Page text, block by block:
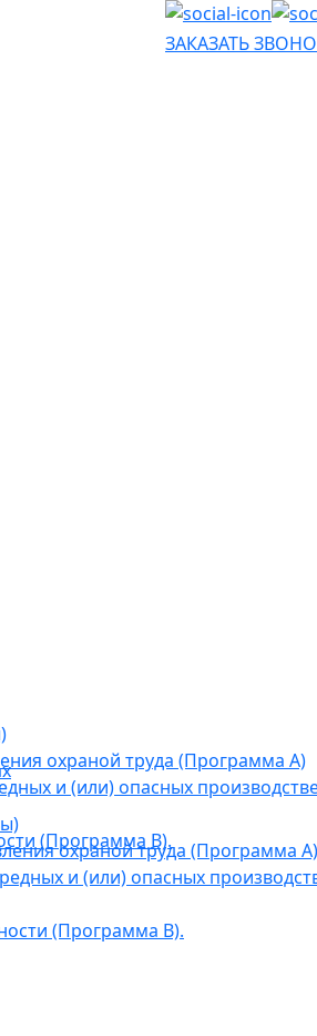
охраной труда (Программа А)
и (или) опасных
(Программа В).
ЗАКАЗАТЬ
охраной труда (Программа А)
и (или) опасных
(Программа В).